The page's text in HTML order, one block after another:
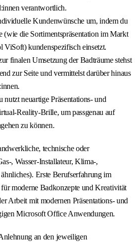
verantwortlich.
Kundenwünsche um, indem du
(wie die Sortimentspräsentation im Markt
ViSoft) kundenspezifisch einsetzt.
finalen Umsetzung der Badträume stehst
zur Seite und vermittelst darüber hinaus
nutzt neuartige Präsentations- und
Reality-Brille, um passgenau auf
zu können.
technische oder
, Wasser-Installateur, Klima-,
Erste Berufserfahrung im
moderne Badkonzepte und Kreativität
Arbeit mit modernen Präsentations- und
Microsoft Office Anwendungen.
an den jeweiligen